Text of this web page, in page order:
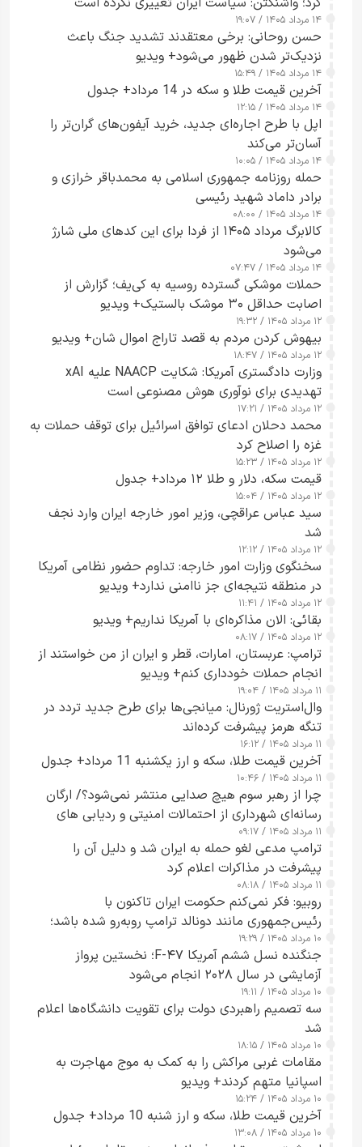
۱۴ مرداد ۱۴۰۵ / ۱۹:۰۷
حسن روحانی: برخی معتقدند تشدید جنگ باعث
نزدیک‌تر شدن ظهور می‌شود+ ویدیو
۱۴ مرداد ۱۴۰۵ / ۱۵:۴۹
آخرین قیمت طلا و سکه در 14 مرداد+ جدول
۱۴ مرداد ۱۴۰۵ / ۱۲:۱۵
اپل با طرح اجاره‌ای جدید، خرید آیفون‌های گران‌تر را
آسان‌تر می‌کند
۱۴ مرداد ۱۴۰۵ / ۱۰:۰۵
حمله روزنامه جمهوری اسلامی به محمدباقر خرازی و
برادر داماد شهید رئیسی
۱۴ مرداد ۱۴۰۵ / ۰۸:۰۰
کالابرگ مرداد ۱۴۰۵ از فردا برای این کدهای ملی شارژ
می‌شود
۱۴ مرداد ۱۴۰۵ / ۰۷:۴۷
حملات موشکی گسترده روسیه به کی‌یف؛ گزارش از
اصابت حداقل ۳۰ موشک بالستیک+ ویدیو
۱۲ مرداد ۱۴۰۵ / ۱۹:۳۲
بیهوش کردن مردم به قصد تاراج اموال شان+ ویدیو
۱۲ مرداد ۱۴۰۵ / ۱۸:۴۷
وزارت دادگستری آمریکا: شکایت NAACP علیه xAI
تهدیدی برای نوآوری هوش مصنوعی است
۱۲ مرداد ۱۴۰۵ / ۱۷:۲۱
محمد دحلان ادعای توافق اسرائیل برای توقف حملات به
غزه را اصلاح کرد
۱۲ مرداد ۱۴۰۵ / ۱۵:۲۳
قیمت سکه، دلار و طلا ۱۲ مرداد+ جدول
۱۲ مرداد ۱۴۰۵ / ۱۵:۰۴
سید عباس عراقچی، وزیر امور خارجه ایران وارد نجف
شد
۱۲ مرداد ۱۴۰۵ / ۱۲:۱۲
سخنگوی وزارت امور خارجه: تداوم حضور نظامی آمریکا
در منطقه نتیجه‌ای جز ناامنی ندارد+ ویدیو
۱۲ مرداد ۱۴۰۵ / ۱۱:۴۱
بقائی: الان مذاکره‌ای با آمریکا نداریم+ ویدیو
۱۲ مرداد ۱۴۰۵ / ۰۸:۱۷
ترامپ: عربستان، امارات، قطر و ایران از من خواستند از
انجام حملات خودداری کنم+ ویدیو
۱۱ مرداد ۱۴۰۵ / ۱۹:۰۴
وال‌استریت ژورنال: میانجی‌ها برای طرح جدید تردد در
تنگه هرمز پیشرفت کرده‌اند
۱۱ مرداد ۱۴۰۵ / ۱۶:۱۲
آخرین قیمت طلا، سکه و ارز یکشنبه 11 مرداد+ جدول
۱۱ مرداد ۱۴۰۵ / ۱۰:۴۶
چرا از رهبر سوم هیچ صدایی منتشر نمی‌شود؟/ ارگان
رسانه‌ای شهرداری از احتمالات امنیتی و ردیابی های
جاسوسی گفت
۱۱ مرداد ۱۴۰۵ / ۰۹:۱۷
ترامپ مدعی لغو حمله به ایران شد و دلیل آن را
پیشرفت در مذاکرات اعلام کرد
۱۱ مرداد ۱۴۰۵ / ۰۸:۱۸
روبیو: فکر نمی‌کنم حکومت ایران تاکنون با
رئیس‌جمهوری مانند دونالد ترامپ روبه‌رو شده باشد؛
کسی که واقعاً دست به اقدام می‌زند
۱۰ مرداد ۱۴۰۵ / ۱۹:۲۹
جنگنده نسل ششم آمریکا F-۴۷؛ نخستین پرواز
آزمایشی در سال ۲۰۲۸ انجام می‌شود
۱۰ مرداد ۱۴۰۵ / ۱۹:۱۱
سه تصمیم راهبردی دولت برای تقویت دانشگاه‌ها اعلام
شد
۱۰ مرداد ۱۴۰۵ / ۱۸:۱۵
مقامات غربی مراکش را به کمک به موج مهاجرت به
اسپانیا متهم کردند+ ویدیو
۱۰ مرداد ۱۴۰۵ / ۱۵:۲۴
آخرین قیمت طلا، سکه و ارز شنبه 10 مرداد+ جدول
۱۰ مرداد ۱۴۰۵ / ۱۳:۰۸